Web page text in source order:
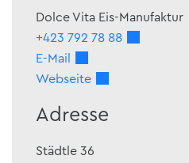
Dolce Vita Eis-Manufaktur
+423 792 78 88
E-Mail
Webseite
Adresse
Städtle 36